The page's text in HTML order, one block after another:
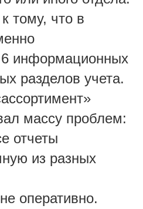
тому, что в
6 информационных
разделов учета.
массу проблем:
отчеты
из разных
оперативно.